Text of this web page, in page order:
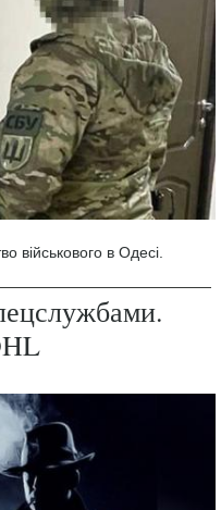
військового в Одесі.